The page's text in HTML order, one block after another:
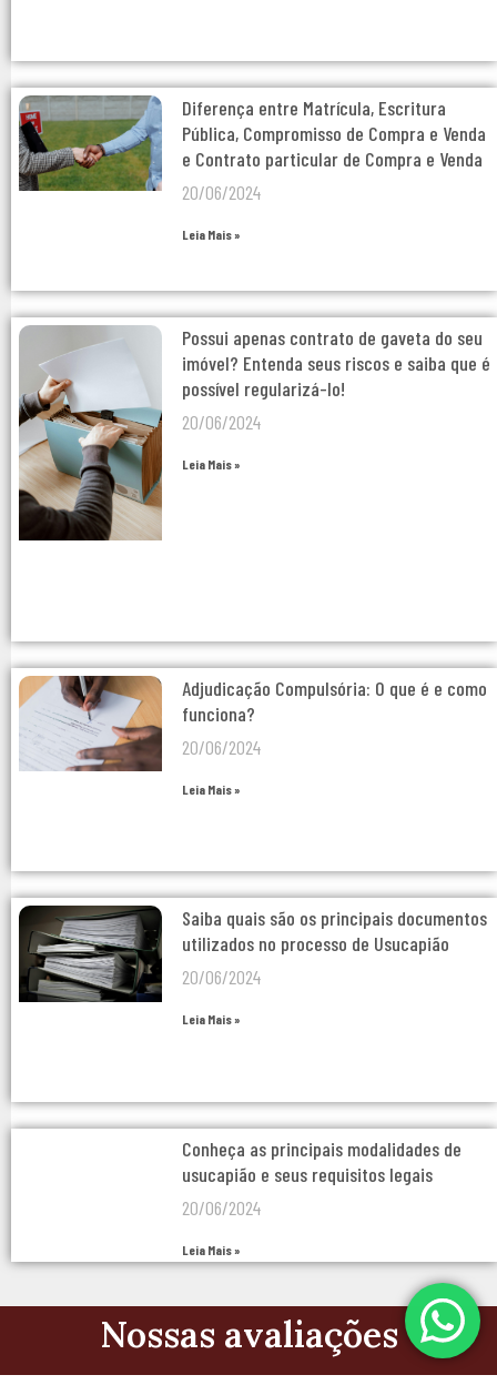
Diferença entre Matrícula, Escritura
Pública, Compromisso de Compra e Venda
e Contrato particular de Compra e Venda
20/06/2024
Leia Mais »
Possui apenas contrato de gaveta do seu
imóvel? Entenda seus riscos e saiba que é
possível regularizá-lo!
20/06/2024
Leia Mais »
Adjudicação Compulsória: O que é e como
funciona?
20/06/2024
Leia Mais »
Saiba quais são os principais documentos
utilizados no processo de Usucapião
20/06/2024
Leia Mais »
Conheça as principais modalidades de
usucapião e seus requisitos legais
20/06/2024
Leia Mais »
Nossas avaliações